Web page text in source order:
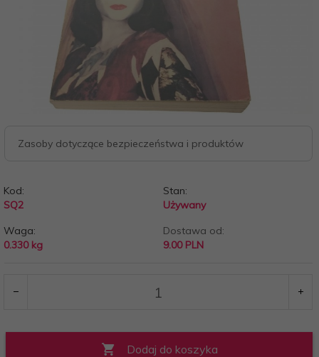
Zasoby dotyczące bezpieczeństwa i produktów
Kod:
SQ2
Stan:
Używany
Waga:
0.330 kg
Dostawa od:
9.00 PLN
Dodaj do koszyka